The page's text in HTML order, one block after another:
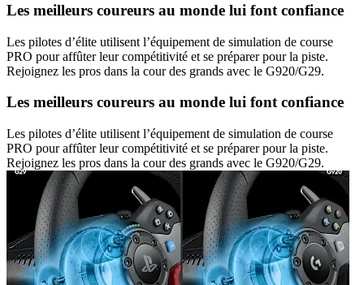
Les meilleurs coureurs au monde lui font confiance
Les pilotes d’élite utilisent l’équipement de simulation de course
PRO pour affûter leur compétitivité et se préparer pour la piste.
Rejoignez les pros dans la cour des grands avec le G920/G29.
Les meilleurs coureurs au monde lui font confiance
Les pilotes d’élite utilisent l’équipement de simulation de course
PRO pour affûter leur compétitivité et se préparer pour la piste.
Rejoignez les pros dans la cour des grands avec le G920/G29.